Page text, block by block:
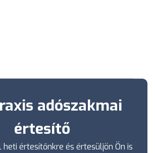
adószakmai
értesítő
heti értesítőnkre és értesüljön Ön is